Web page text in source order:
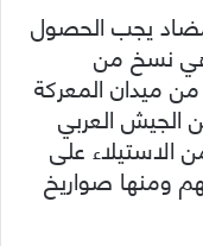
يجب الحصول
وهي نسخ من
ميدان المعركة
من الجيش العربي
الاستيلاء على
ومنها صواريخ